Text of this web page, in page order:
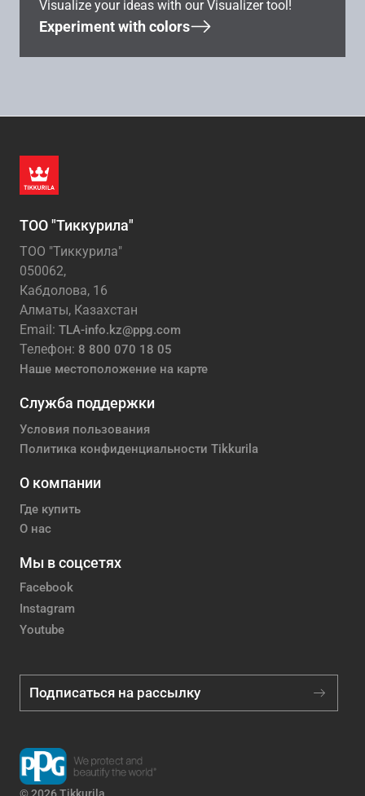
Visualize your ideas with our Visualizer tool!
Experiment with colors
ТОО "Тиккурила"
ТОО "Тиккурила"
050062,
Кабдолова, 16
Алматы, Казахстан
Email: TLA-info.kz@ppg.com
Телефон: 8 800 070 18 05
Наше местоположение на карте
Служба поддержки
Условия пользования
Политика конфиденциальности Tikkurila
О компании
Где купить
О нас
Мы в соцсетях
Facebook
Instagram
Youtube
Подписаться на рассылку